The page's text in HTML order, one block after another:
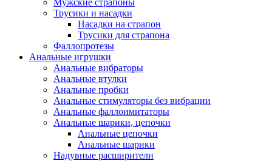
Мужские страпоны
Трусики и насадки
Насадки на страпон
Трусики для страпона
Фаллопротезы
Анальные игрушки
Анальные вибраторы
Анальные втулки
Анальные пробки
Анальные стимуляторы без вибрации
Анальные фаллоимитаторы
Анальные шарики, цепочки
Анальные цепочки
Анальные шарики
Надувные расширители